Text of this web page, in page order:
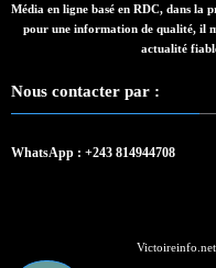
Média en ligne basé en RDC, dans la
pour une information de qualité, il
actualité
Nous contacter par :
WhatsApp : +243 814944708